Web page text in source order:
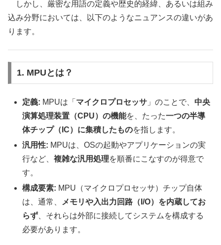
しかし、厳密な用語の定義や歴史的経緯、あるいは組み
込み分野においては、以下のようなニュアンスの違いがあ
ります。
1. MPUとは？
定義: MPUは「 マイクロプロセッサ 」のことで、 中央
演算処理装置（CPU）の機能を、たった一つの半導
体チップ（IC）に集積したものを指します。
汎用性: MPUは、OSの起動やアプリケーションの実
行など、複雑な汎用処理を順番にこなすのが得意で
す。
構成要素: MPU（マイクロプロセッサ）チップ自体
は、通常、
メモリや入出力回路（I/O）を内蔵してお
らず 、それらは外部に接続してシステムを構成する
必要があります。